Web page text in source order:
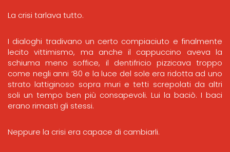
La crisi tarlava tutto.
I dialoghi tradivano un certo compiaciuto e finalmente
lecito vittimismo, ma anche il cappuccino aveva la
schiuma meno soffice, il dentifricio pizzicava troppo
come negli anni ’80 e la luce del sole era ridotta ad uno
strato lattiginoso sopra muri e tetti screpolati da altri
soli un tempo ben più consapevoli. Lui la baciò. I baci
erano rimasti gli stessi.
Neppure la crisi era capace di cambiarli.